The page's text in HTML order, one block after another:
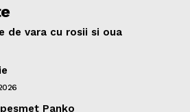
de vara cu rosii si oua
Panko